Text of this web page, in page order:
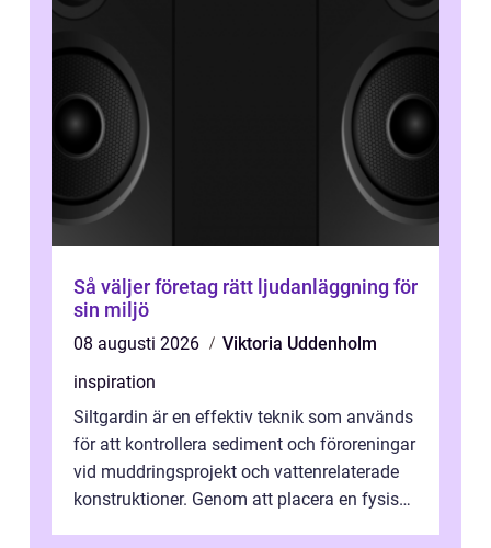
Så väljer företag rätt ljudanläggning för
sin miljö
08 augusti 2026
Viktoria Uddenholm
inspiration
Siltgardin är en effektiv teknik som används
för att kontrollera sediment och föroreningar
vid muddringsprojekt och vattenrelaterade
konstruktioner. Genom att placera en fysisk